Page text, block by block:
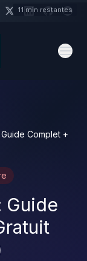
Complet +
Guide
11 min restantes